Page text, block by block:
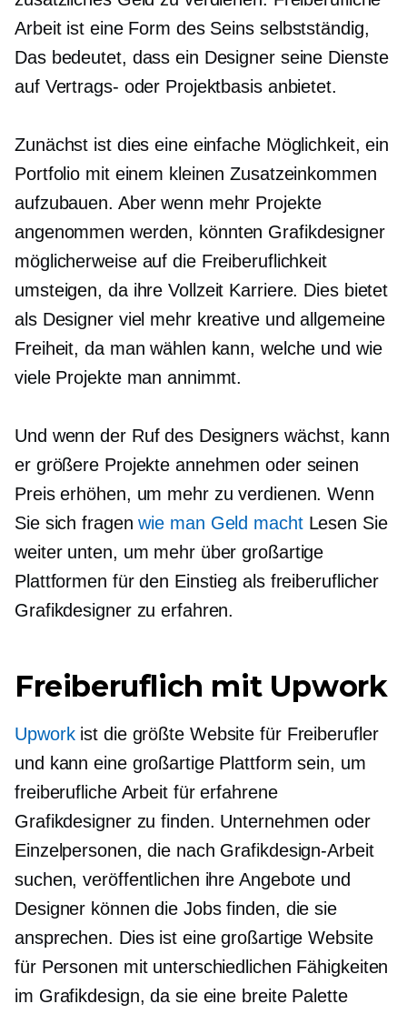
Arbeit ist eine Form des Seins selbstständig,
Das bedeutet, dass ein Designer seine Dienste
auf Vertrags- oder Projektbasis anbietet.
Zunächst ist dies eine einfache Möglichkeit, ein
Portfolio mit einem kleinen Zusatzeinkommen
aufzubauen. Aber wenn mehr Projekte
angenommen werden, könnten Grafikdesigner
möglicherweise auf die Freiberuflichkeit
umsteigen, da ihreVollzeit Karriere. Dies bietet
als Designer viel mehr kreative und allgemeine
Freiheit, da man wählen kann, welche und wie
viele Projekte man annimmt.
Und wenn der Ruf des Designers wächst, kann
er größere Projekte annehmen oder seinen
Preis erhöhen, um mehr zu verdienen. Wenn
Sie sich fragenwie man Geld machtLesen Sie
weiter unten, um mehr über großartige
Plattformen für den Einstieg als freiberuflicher
Grafikdesigner zu erfahren.
Freiberuflich mit Upwork
Upworkist die größte Website für Freiberufler
und kann eine großartige Plattform sein, um
freiberufliche Arbeit für erfahrene
Grafikdesigner zu finden. Unternehmen oder
Einzelpersonen, die nach Grafikdesign-Arbeit
suchen, veröffentlichen ihre Angebote und
Designer können die Jobs finden, die sie
ansprechen. Dies ist eine großartige Website
für Personen mit unterschiedlichen Fähigkeiten
im Grafikdesign, da sie eine breite Palette